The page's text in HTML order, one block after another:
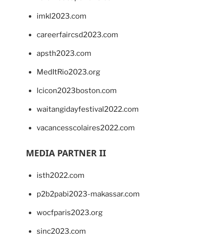
imkl2023.com
careerfaircsd2023.com
apsth2023.com
MedItRio2023.org
lcicon2023boston.com
waitangidayfestival2022.com
vacancesscolaires2022.com
MEDIA PARTNER II
isth2022.com
p2b2pabi2023-makassar.com
wocfparis2023.org
sinc2023.com